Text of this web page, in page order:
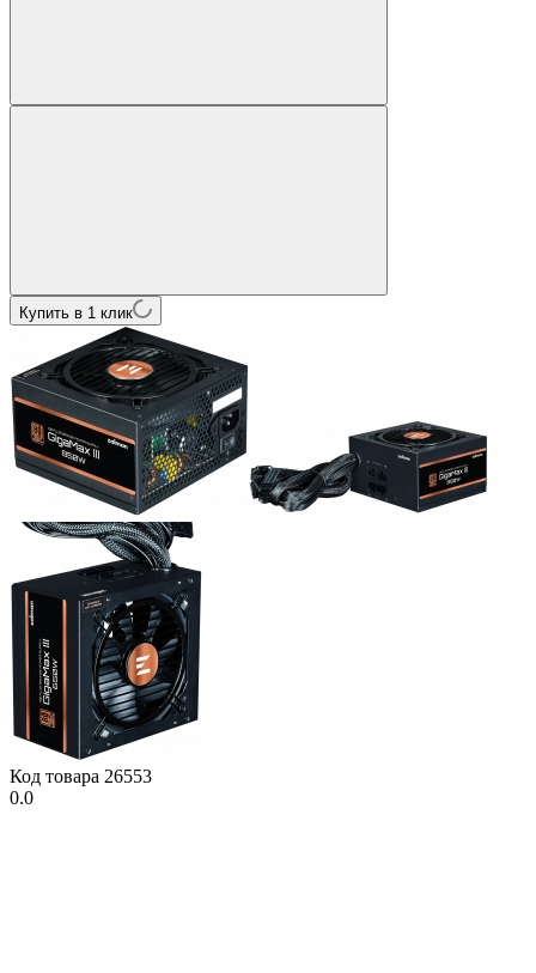
Купить в 1 клик
Код товара 26553
0.0